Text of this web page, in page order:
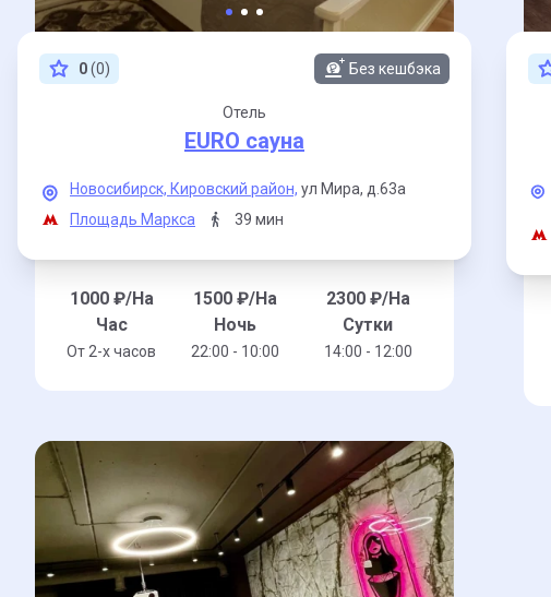
0(0) Без кешбэка
Отель
EURO сауна
Новосибирск, Кировский район, ул Мира, д.63а
Площадь Маркса
39 мин
1000₽/На
Час
От 2-x часов
1500 ₽/На
Ночь
22:00 - 10:00
2300₽/На
Сутки
14:00 - 12:00